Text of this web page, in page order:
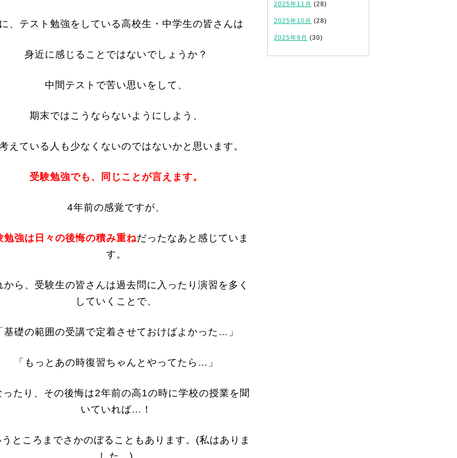
、テスト勉強をしている高校生・中学生の皆さんは
身近に感じることではないでしょうか？
中間テストで苦い思いをして、
期末ではこうならないようにしよう、
えている人も少なくないのではないかと思います。
受験勉強でも、同じことが言えます。
4年前の感覚ですが、
勉強は日々の後悔の積み重ねだったなあと感じていま
す。
から、受験生の皆さんは過去問に入ったり演習を多く
していくことで、
基礎の範囲の受講で定着させておけばよかった…」
「もっとあの時復習ちゃんとやってたら…」
ったり、その後悔は2年前の高1の時に学校の授業を聞
いていれば…！
ところまでさかのぼることもあります。(私はありま
2025年11月 (28)
2025年10月 (28)
2025年9月 (30)